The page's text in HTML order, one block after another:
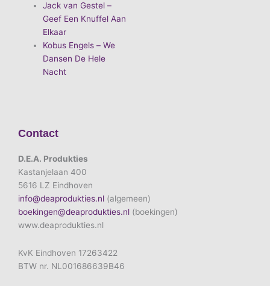
Jack van Gestel –
Geef Een Knuffel Aan
Elkaar
Kobus Engels – We
Dansen De Hele
Nacht
Contact
D.E.A. Produkties
Kastanjelaan 400
5616 LZ Eindhoven
info@deaprodukties.nl (algemeen)
boekingen@deaprodukties.nl (boekingen)
www.deaprodukties.nl
KvK Eindhoven 17263422
BTW nr. NL001686639B46